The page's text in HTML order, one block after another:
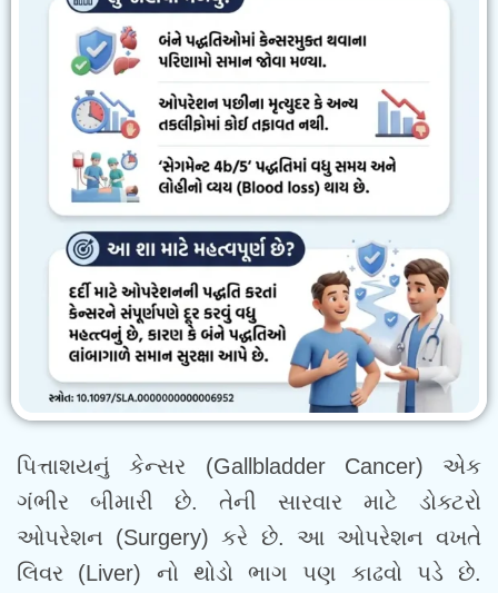
પિત્તાશયનું કેન્સર (Gallbladder Cancer) એક
ગંભીર બીમારી છે. તેની સારવાર માટે ડોક્ટરો
ઓપરેશન (Surgery) કરે છે. આ ઓપરેશન વખતે
લિવર (Liver) નો થોડો ભાગ પણ કાઢવો પડે છે.